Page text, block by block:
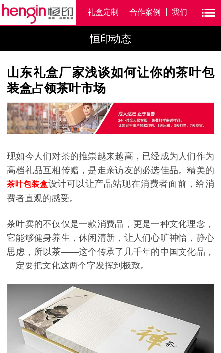
礼盒定制 合作案例 我们
恒印动态
山东礼盒厂家浅谈如何让你的茶叶包
装盒占领茶叶市场
现如今人们对茶的推崇越来越高，已经成为人们作为
高档礼品互相传赠，是走亲访友的必选佳品。精美的
茶叶包装盒设计可以让产品站现在消费者面前，给消
费者直观的感受。
茶叶卖的不仅仅是一款消费品，更是一种文化理念，
它能够健身养生，休闲清新，让人们心旷神怡，静心
思虑，所以茶——这个传承了几千年的中国文化品，
一定要把文化这两个字发挥到极致。